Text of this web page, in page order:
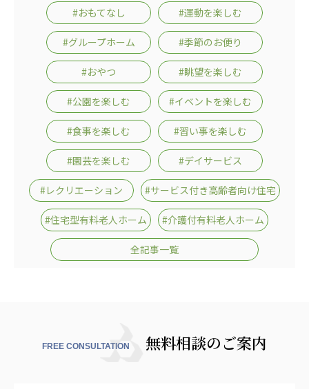
#おもてなし #運動を楽しむ
#グループホーム #季節のお便り
#おやつ #眺望を楽しむ
#公園を楽しむ #イベントを楽しむ
#食事を楽しむ #習い事を楽しむ
#園芸を楽しむ #デイサービス
#レクリエーション #サービス付き高齢者向け住宅
#住宅型有料老人ホーム #介護付有料老人ホーム
全記事一覧
FREE CONSULTATION 無料相談のご案内